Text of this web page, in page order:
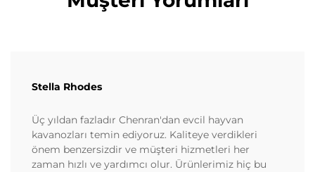
Stella Rhodes
Üç yıldan fazladır Chenran'dan evcil hayvan
kavanozları temin ediyoruz. Kaliteye verdikleri
önem benzersizdir ve müşteri hizmetleri her
zaman hızlı ve yardımcı olur. Ürünlerimiz hiç bu